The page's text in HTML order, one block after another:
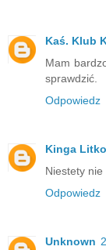
Kaś. Klub
Mam
sprawdzić.
Odpowiedz
Kinga
Niestety
Odpowiedz
Unknown